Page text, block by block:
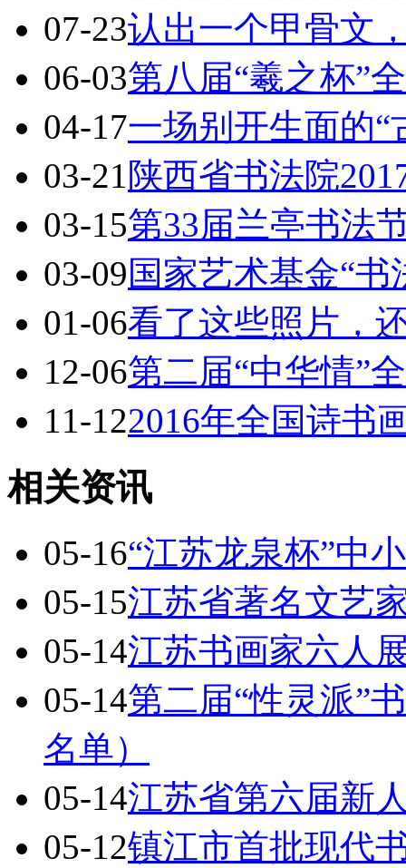
07-23认出一个甲骨文
06-03第八届“羲之杯”
04-17一场别开生面的“
03-21陕西省书法院
03-15第33届兰亭书法
03-09国家艺术基金“
01-06看了这些照片，
12-06第二届“中华情”
11-122016年全国诗书
相关资讯
05-16“江苏龙泉杯”中
05-15江苏省著名文艺
05-14江苏书画家六人
05-14第二届“性灵派”
名单）
05-14江苏省第六届新
05-12镇江市首批现代